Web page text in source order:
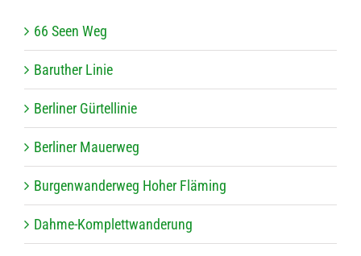
66 Seen Weg
Baru­ther Linie
Ber­li­ner Gürtellinie
Ber­li­ner Mauerweg
Bur­gen­wan­der­weg Hoher Fläming
Dahme-Kom­plett­wan­de­rung